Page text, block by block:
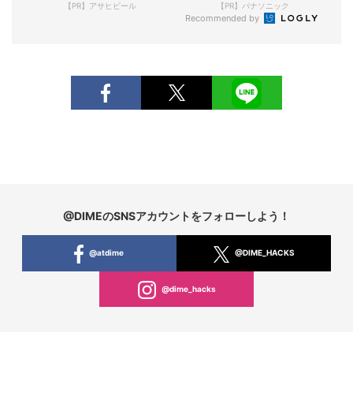
【PR】アサヒビール 【PR】パナソニック
Recommended by
@DIMEのSNSアカウントをフォローしよう！
@atdime @DIME_HACKS
@dime_hacks